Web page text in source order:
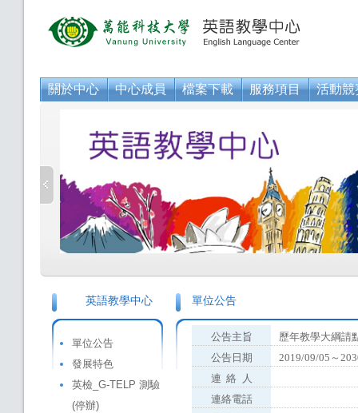
關於中心 中心成員 檔案下載 服務項目 活動競
英語教學中心
單位公告
發展特色
英檢_G-TELP 測驗
(停辦)
單位公告
公告主旨
歷年教學大綱請
公告日期
2019/09/05～
連 絡
人
連絡電話